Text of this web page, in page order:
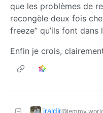
que les problèmes de
recongèle deux fois
freeze” qu’ils font dans
Enfin je crois,
iraldir